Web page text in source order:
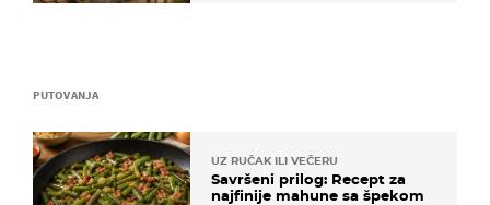
PUTOVANJA
UZ RUČAK ILI VEČERU
Savršeni prilog: Recept za
najfinije mahune sa špekom